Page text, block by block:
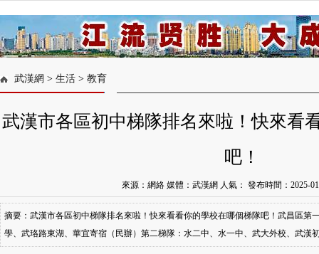
武漢網 > 生活 > 教育
武漢市各區初中梯隊排名來啦！快來看
吧！
來源：網絡 媒體：武漢網 人氣： 發布時間：2025-
摘要：武漢市各區初中梯隊排名來啦！快來看看你的學校在哪個梯隊吧！武昌區第
學、武珞路東湖、華宜寄宿（民辦）第二梯隊：水二中、水一中、武大外校、武漢